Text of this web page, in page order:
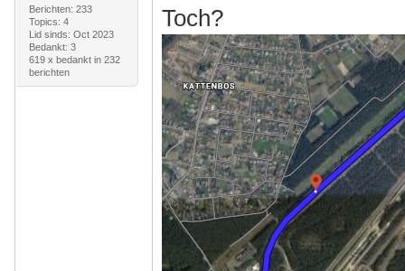
Berichten: 233
Topics: 4
Lid sinds: Oct 2023
Bedankt: 3
619 x bedankt in 232
berichten
Toch?